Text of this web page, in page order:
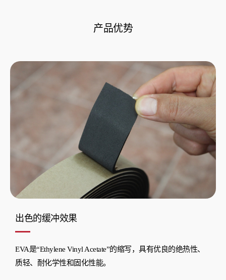
产品优势
出色的缓冲效果
EVA是“Ethylene Vinyl Acetate”的缩写，具有优良的绝热性、
质轻、耐化学性和固化性能。